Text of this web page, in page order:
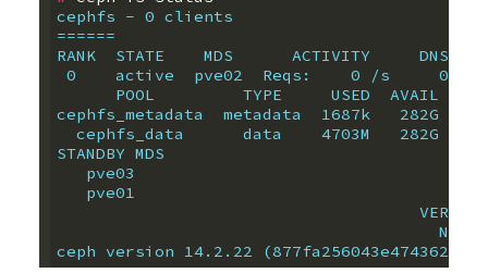
cephfs - 0 clients
======
RANK  STATE    MDS      ACTIVITY     DNS
0    active  pve02  Reqs:    0 /s
      POOL         TYPE     USED  AVAIL
cephfs_metadata  metadata  1687k   282G
  cephfs_data      data    4703M   282G
STANDBY MDS
   pve03
   pve01
ceph version 14.2.22